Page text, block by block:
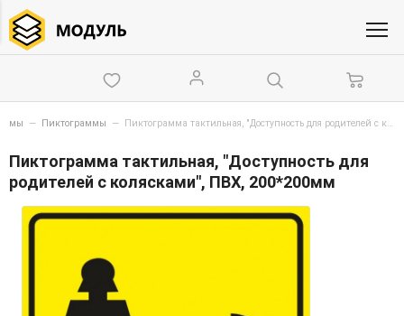
— Пиктограммы — Пиктограмма тактильная, "Доступность для родителей с колясками", ПВХ, 200*200мм
Пиктограмма тактильная, "Доступность для
родителей с колясками", ПВХ, 200*200мм